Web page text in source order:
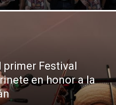
Festival
en honor a la